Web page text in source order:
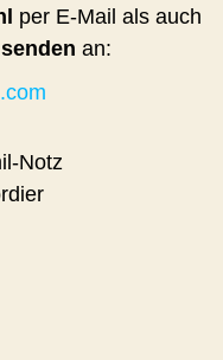
per E-Mail als auch
senden an:
.com
Notz